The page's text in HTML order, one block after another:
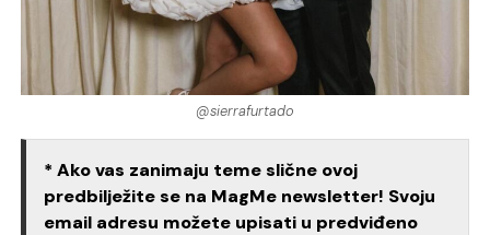
@sierrafurtado
* Ako vas zanimaju teme slične ovoj
predbilježite se na MagMe newsletter! Svoju
email adresu možete upisati u predviđeno